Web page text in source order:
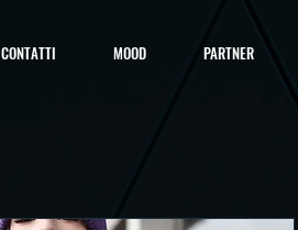
CONTATTI MOOD PARTNER